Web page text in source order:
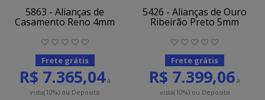
5863 - Alianças de
Casamento Reno 4mm
Frete grátis
R$ 7.365,04à
vista(10%) ou Deposito
5426 - Alianças de Ouro
Ribeirão Preto 5mm
Frete grátis
R$ 7.399,06 à
vista(10%)ou Deposito